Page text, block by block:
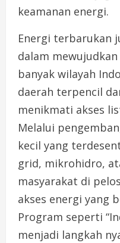
keamanan energi.
Energi terbarukan
dalam
banyak wilayah
daerah terpencil
menikmati akses
Melalui
kecil yang
grid, mikrohidro,
masyarakat di
akses energi yang
Program seperti
menjadi langkah